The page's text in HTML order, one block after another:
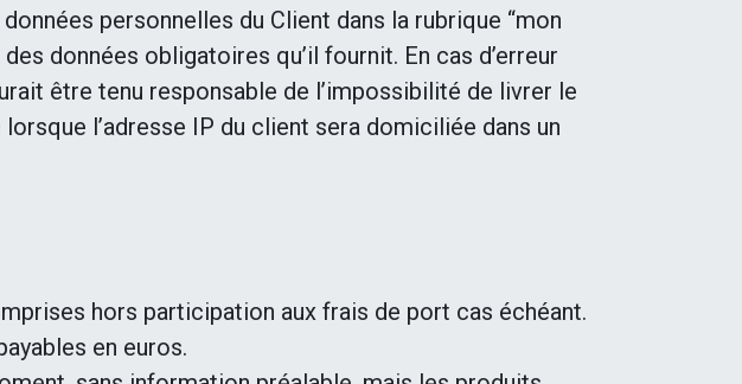
personnelles du Client dans la rubrique “mon
données obligatoires qu’il fournit. En cas d’erreur
être tenu responsable de l’impossibilité de livrer le
l’adresse IP du client sera domiciliée dans un
hors participation aux frais de port cas échéant.
en euros.